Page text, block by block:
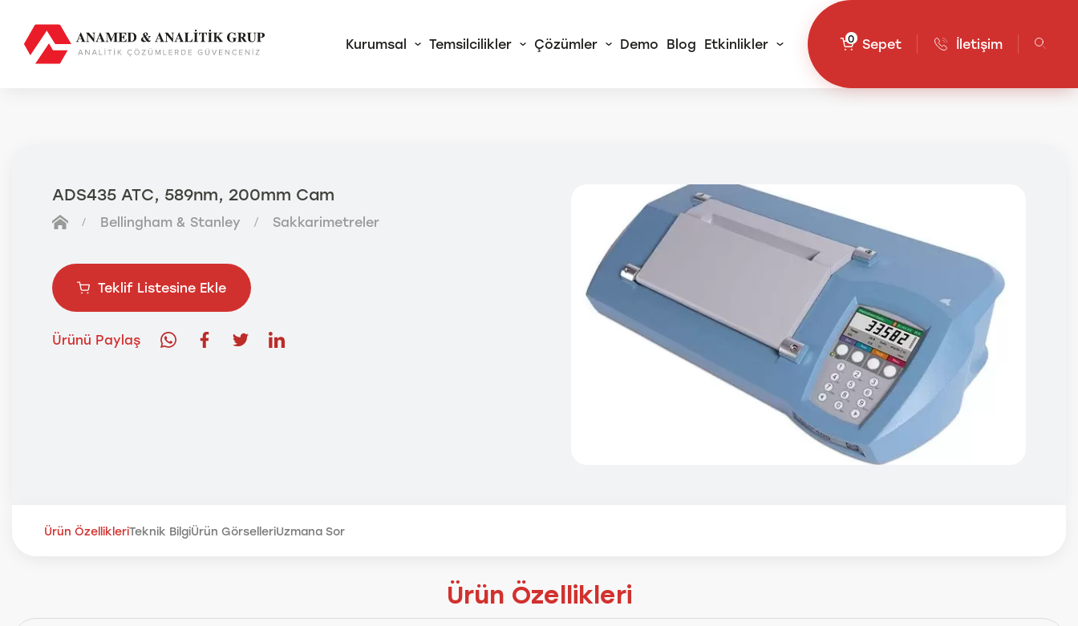
Kurumsal Temsilcilikler Çözümler
Analizörleri
SmartChem© Tam
Demo Blog Etkinlikler 0 Sepet İletişim
ADS435 ATC, 589nm, 200mm Cam
Bellingham & Stanley Sakkarimetreler
Teklif Listesine Ekle
Ürünü Paylaş
Ürün ÖzellikleriTeknik BilgiÜrün GörselleriUzmana Sor
Ürün Özellikleri